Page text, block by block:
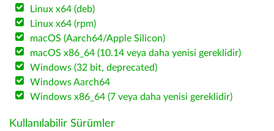
Linux x64 (deb)
Linux x64 (rpm)
macOS (Aarch64/Apple Silicon)
macOS x86_64 (10.14 veya daha yenisi gereklidir)
Windows (32 bit, deprecated)
Windows Aarch64
Windows x86_64 (7 veya daha yenisi gereklidir)
Kullanılabilir Sürümler